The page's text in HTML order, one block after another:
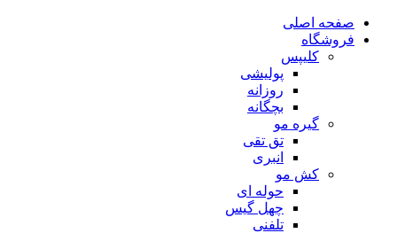
صفحه اصلی
فروشگاه
کلیپس
پولیشی
روزانه
بچگانه
گیره مو
تق تقی
انبری
کش مو
حوله ای
چهل گیس
تلفنی